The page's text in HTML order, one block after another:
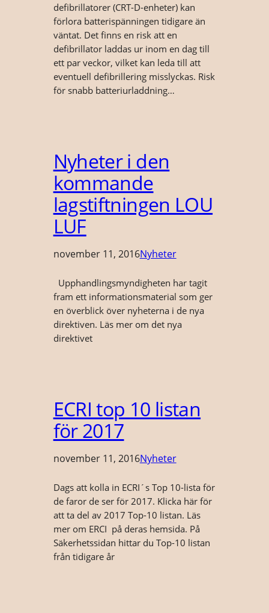
defibrillatorer (CRT-D-enheter) kan
förlora batterispänningen tidigare än
väntat. Det finns en risk att en
defibrillator laddas ur inom en dag till
ett par veckor, vilket kan leda till att
eventuell defibrillering misslyckas. Risk
för snabb batteriurladdning…
Nyheter i den
kommande
lagstiftningen LOU
LUF
november 11, 2016Nyheter
Upphandlingsmyndigheten har tagit
fram ett informationsmaterial som ger
en överblick över nyheterna i de nya
direktiven. Läs mer om det nya
direktivet
ECRI top 10 listan
för 2017
november 11, 2016Nyheter
Dags att kolla in ECRI´s Top 10-lista för
de faror de ser för 2017. Klicka här för
att ta del av 2017 Top-10 listan. Läs
mer om ERCI på deras hemsida. På
Säkerhetssidan hittar du Top-10 listan
från tidigare år